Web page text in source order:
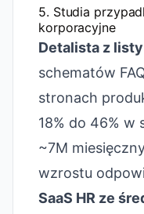
5. Studia
korporacyjne
Detalista z
schematów
stronach
18% do 46% w
~7M
wzrostu
SaaS HR ze